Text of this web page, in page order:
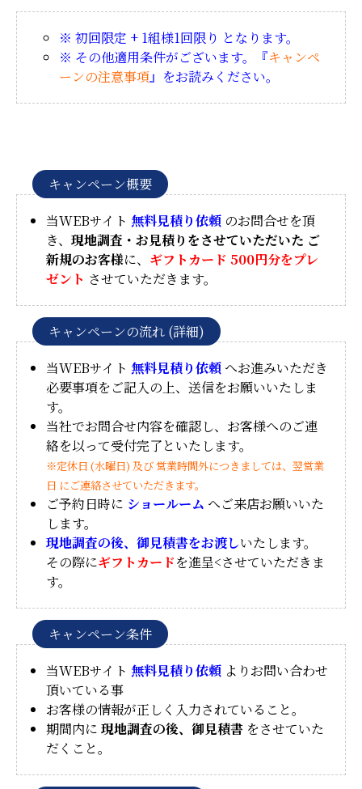
※ 初回限定 + 1組様1回限り となります。
※ その他適用条件がございます。『キャンペ
ーンの注意事項』をお読みください。
キャンペーン概要
当WEBサイト 無料見積り依頼 のお問合せを頂
き、 現地調査・お見積りをさせていただいた ご
新規のお客様に、 ギフトカード 500円分をプレ
ゼント させていただきます。
キャンペーンの流れ (詳細)
当WEBサイト 無料見積り依頼へお進みいただき
必要事項をご記入の上、送信をお願いいたしま
す。
当社でお問合せ内容を確認し、お客様へのご連
絡を以って受付完了といたします。
※定休日 (水曜日) 及び 営業時間外につきましては、翌営業
日 にご連絡させていただきます。
ご予約日時に ショールーム へご来店お願いいた
します。
現地調査の後、御見積書をお渡しいたします。
その際にギフトカードを進呈<させていただきま
す。
キャンペーン条件
当WEBサイト 無料見積り依頼 よりお問い合わせ
頂いている事
お客様の情報が正しく入力されていること。
期間内に 現地調査の後、御見積書 をさせていた
だくこと。